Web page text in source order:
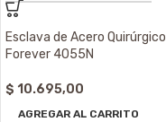
Esclava de Acero Quirúrgico
Forever 4055N
$ 10.695,00
AGREGAR AL CARRITO